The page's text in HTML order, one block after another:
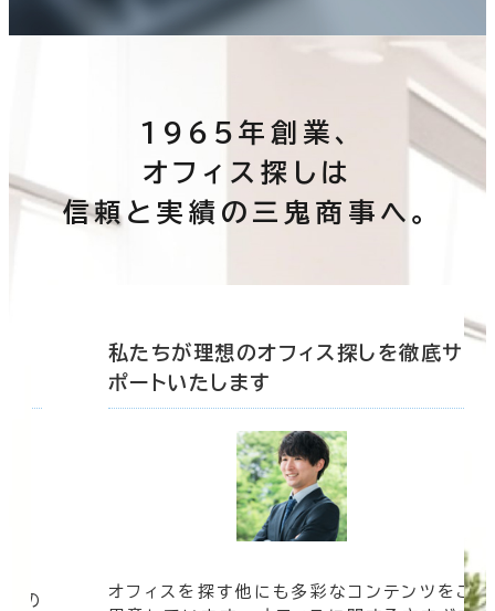
1965年創業、
オフィス探しは
信頼と実績の三鬼商事へ。
の
私たちが理想のオフィス探しを徹底サ
ポートいたします
オフィスを探す他にも多彩なコンテンツをご